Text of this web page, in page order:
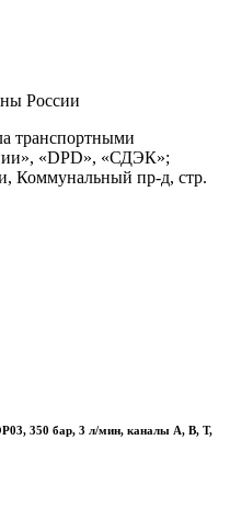
России
транспортными
«DPD», «СДЭК»;
Коммунальный пр-д, стр.
350 бар, 3 л/мин, каналы A, B, T,